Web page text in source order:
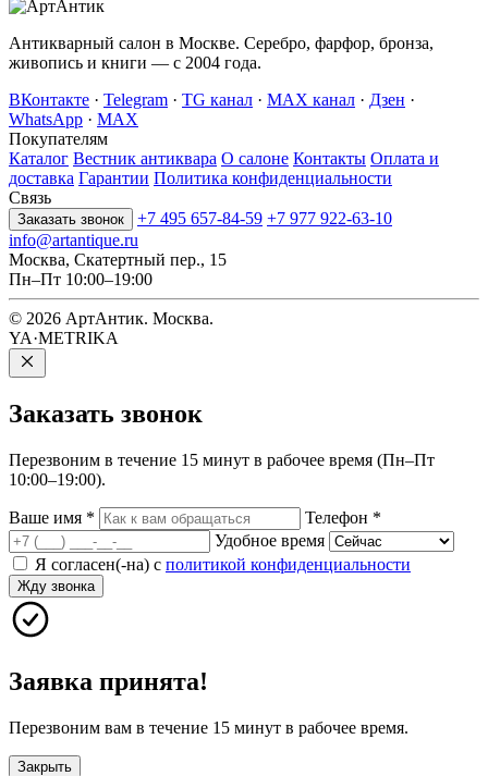
Антикварный салон в Москве. Серебро, фарфор, бронза,
живопись и книги — с 2004 года.
ВКонтакте · Telegram · TG канал · MAX канал · Дзен ·
WhatsApp · MAX
Покупателям
Каталог Вестник антиквара О салоне Контакты Оплата и
доставка Гарантии Политика конфиденциальности
Связь
Заказать звонок +7 495 657-84-59 +7 977 922-63-10
info@artantique.ru
Москва, Скатертный пер., 15
Пн–Пт 10:00–19:00
© 2026 АртАнтик. Москва.
YA·METRIKA
Заказать звонок
Перезвоним в течение 15 минут в рабочее время (Пн–Пт
10:00–19:00).
Ваше имя * Телефон *
Удобное время
Я согласен(-на) с политикой конфиденциальности
Жду звонка
Заявка принята!
Перезвоним вам в течение 15 минут в рабочее время.
Закрыть